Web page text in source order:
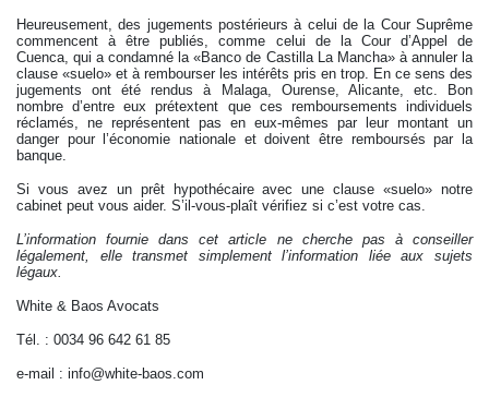
Heureusement, des jugements postérieurs à celui de la Cour Suprême
commencent à être publiés, comme celui de la Cour d’Appel de
Cuenca, qui a condamné la «Banco de Castilla La Mancha» à annuler la
clause «suelo» et à rembourser les intérêts pris en trop. En ce sens des
jugements ont été rendus à Malaga, Ourense, Alicante, etc. Bon
nombre d’entre eux prétextent que ces remboursements individuels
réclamés, ne représentent pas en eux-mêmes par leur montant un
danger pour l’économie nationale et doivent être remboursés par la
banque.
Si vous avez un prêt hypothécaire avec une clause «suelo» notre
cabinet peut vous aider. S’il-vous-plaît vérifiez si c’est votre cas.
L’information fournie dans cet article ne cherche pas à conseiller
légalement, elle transmet simplement l’information liée aux sujets
légaux.
White & Baos Avocats
Tél. : 0034 96 642 61 85
e-mail : info@white-baos.com